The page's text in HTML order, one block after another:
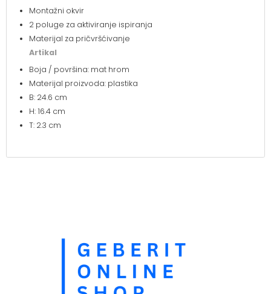
Montažni okvir
2 poluge za aktiviranje ispiranja
Materijal za pričvršćivanje
Artikal
Boja / površina: mat hrom
Materijal proizvoda: plastika
B: 24.6 cm
H: 16.4 cm
T: 2.3 cm